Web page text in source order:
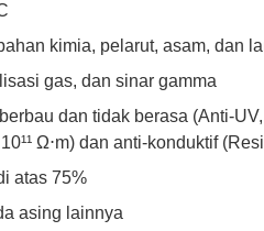
kimia, pelarut, asam, dan
gas, dan sinar gamma
dan tidak berasa (Anti-
Ω⋅m) dan anti-konduktif
atas 75%
asing lainnya